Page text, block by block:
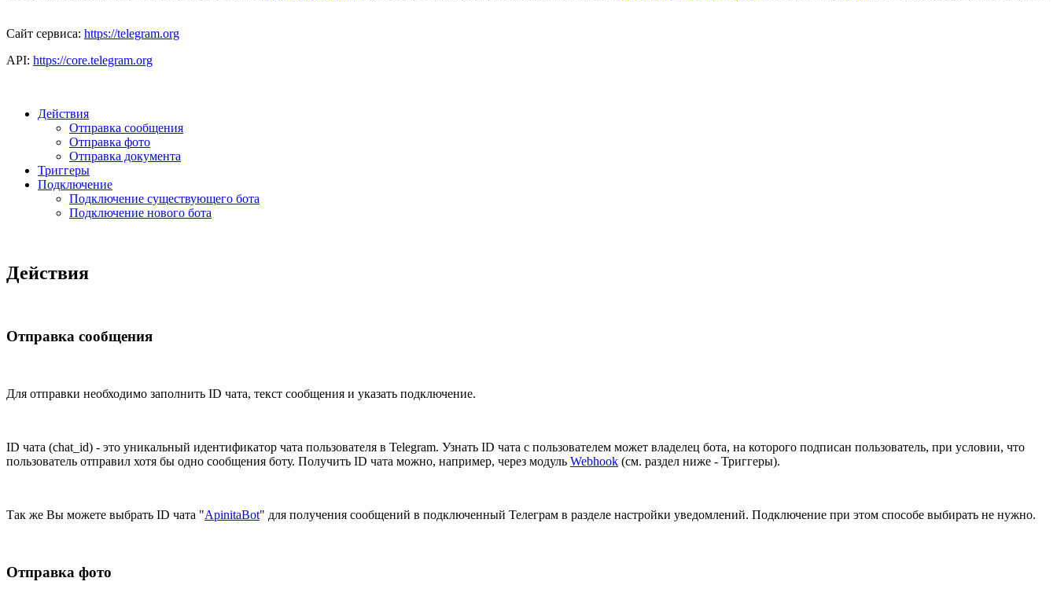
Сайт сервиса: https://telegram.org
API: https://core.telegram.org
Действия
Отправка сообщения
Отправка фото
Отправка документа
Триггеры
Подключение
Подключение существующего бота
Подключение нового бота
Действия
Отправка сообщения
Для отправки необходимо заполнить ID чата, текст сообщения и указать подключение.
ID чата (chat_id) - это уникальный идентификатор чата пользователя в Telegram. Узнать ID чата с пользователем может владелец бота, на которого подписан пользователь, при условии, что
пользователь отправил хотя бы одно сообщения боту. Получить ID чата можно, например, через модуль Webhook (см. раздел ниже - Триггеры).
Так же Вы можете выбрать ID чата "ApinitaBot" для получения сообщений в подключенный Телеграм в разделе настройки уведомлений. Подключение при этом способе выбирать не нужно.
Отправка фото